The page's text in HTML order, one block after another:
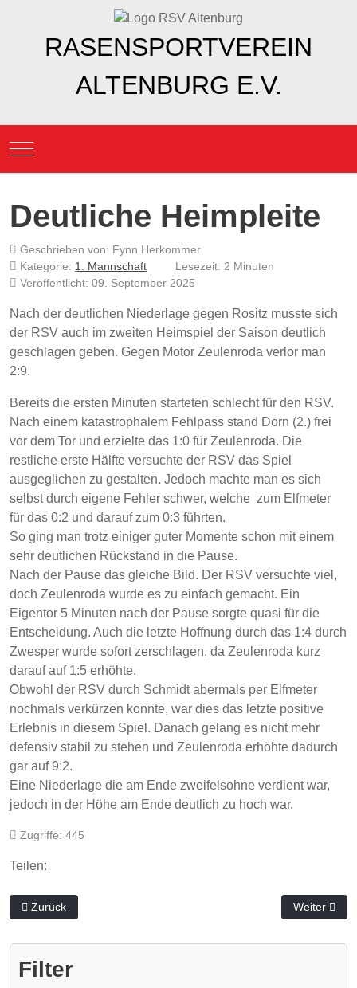
RASENSPORTVEREIN
ALTENBURG E.V.
Mobile Menu Toggle
Deutliche Heimpleite
Geschrieben von: Fynn Herkommer
Kategorie: 1. Mannschaft
Lesezeit: 2 Minuten
Veröffentlicht: 09. September 2025
Nach der deutlichen Niederlage gegen Rositz musste sich
der RSV auch im zweiten Heimspiel der Saison deutlich
geschlagen geben. Gegen Motor Zeulenroda verlor man
2:9.
Bereits die ersten Minuten starteten schlecht für den RSV.
Nach einem katastrophalem Fehlpass stand Dorn (2.) frei
vor dem Tor und erzielte das 1:0 für Zeulenroda. Die
restliche erste Hälfte versuchte der RSV das Spiel
ausgeglichen zu gestalten. Jedoch machte man es sich
selbst durch eigene Fehler schwer, welche zum Elfmeter
für das 0:2 und darauf zum 0:3 führten.
So ging man trotz einiger guter Momente schon mit einem
sehr deutlichen Rückstand in die Pause.
Nach der Pause das gleiche Bild. Der RSV versuchte viel,
doch Zeulenroda wurde es zu einfach gemacht. Ein
Eigentor 5 Minuten nach der Pause sorgte quasi für die
Entscheidung. Auch die letzte Hoffnung durch das 1:4 durch
Zwesper wurde sofort zerschlagen, da Zeulenroda kurz
darauf auf 1:5 erhöhte.
Obwohl der RSV durch Schmidt abermals per Elfmeter
nochmals verkürzen konnte, war dies das letzte positive
Erlebnis in diesem Spiel. Danach gelang es nicht mehr
defensiv stabil zu stehen und Zeulenroda erhöhte dadurch
gar auf 9:2.
Eine Niederlage die am Ende zweifelsohne verdient war,
jedoch in der Höhe am Ende deutlich zu hoch war.
Zugriffe: 445
Teilen:
Vorheriger Beitrag: Auswärtsniederlage in Weida
Zurück Nächster
Weiter
Filter